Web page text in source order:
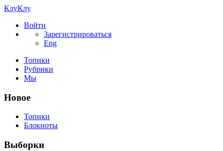
КлуКлу
Войти
Зарегистрироваться
Eng
Топики
Рубрики
Мы
Новое
Топики
Блокноты
Выборки